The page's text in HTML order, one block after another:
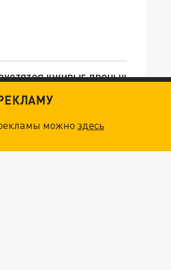
"ЖИВЫЕ ДРОНЫ"
НЕ ЗАКОНЧИЛИСЬ
"ОЧЕНЬ ПЛОХИЕ НОВОСТИ": БОЛЬШАЯ ОШИБКА PALANTIR В РОССИИ. СТРАНЫ НАТО ВПЕРВЫЕ ЗА СВО ОСТАНОВИЛИ ПОСТАВКИ ОРУЖИЯ. ВСУ ТЕРЯЮТ ПРИГРАНИЧЬЕ?
можноздесь